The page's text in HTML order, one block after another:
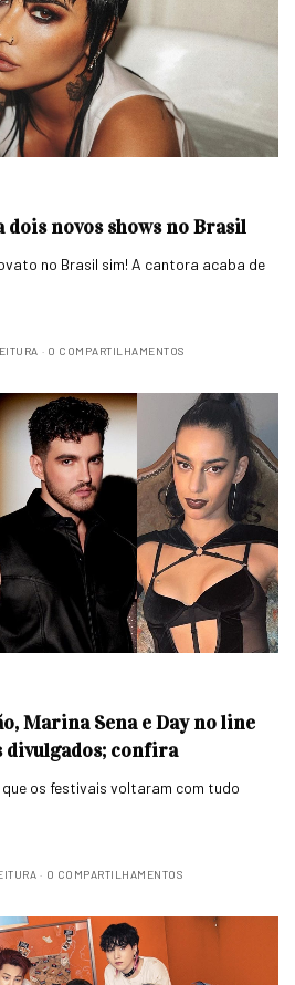
novos shows no Brasil
no Brasil sim! A cantora acaba de
0 COMPARTILHAMENTOS
Marina Sena e Day no line
divulgados; confira
que os festivais voltaram com tudo
0 COMPARTILHAMENTOS